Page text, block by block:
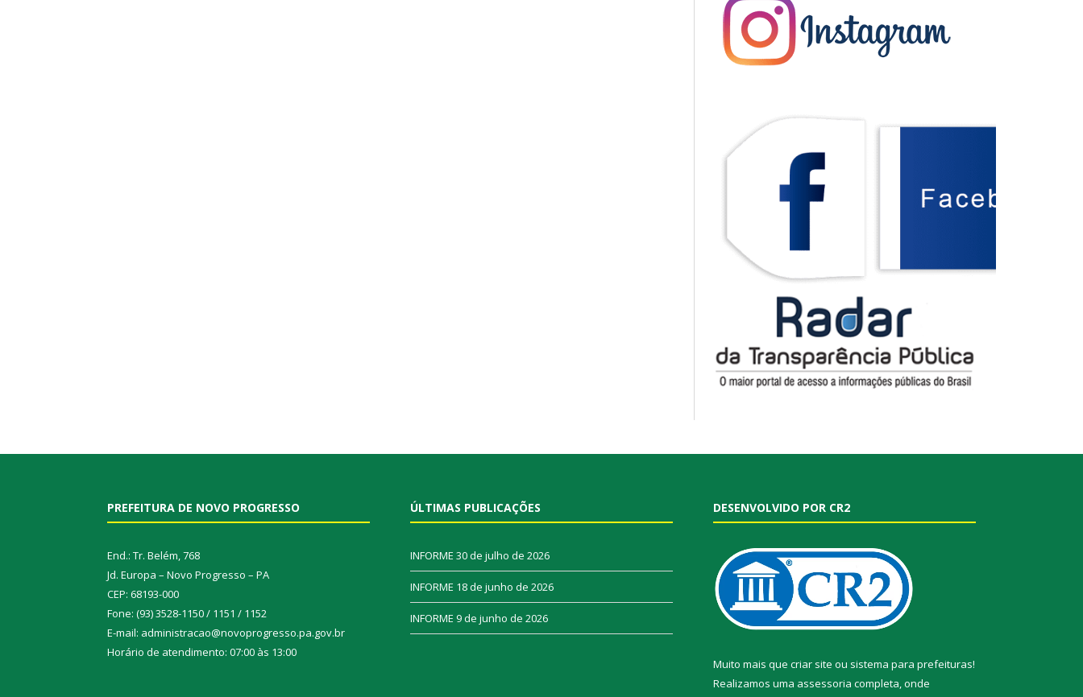
PREFEITURA DE NOVO PROGRESSO
End.: Tr. Belém, 768
Jd. Europa – Novo Progresso – PA
CEP: 68193-000
Fone: (93) 3528-1150 / 1151 / 1152
E-mail: administracao@novoprogresso.pa.gov.br
Horário de atendimento: 07:00 às 13:00
ÚLTIMAS PUBLICAÇÕES
INFORME 30 de julho de 2026
INFORME 18 de junho de 2026
INFORME 9 de junho de 2026
DESENVOLVIDO POR CR2
Muito mais que criar site ou sistema para prefeituras!
Realizamos uma assessoria completa, onde